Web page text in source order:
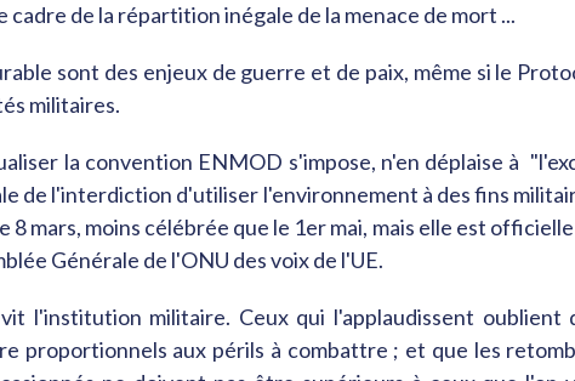
de la répartition inégale de la menace de mort ...
sont des enjeux de guerre et de paix, même si le
militaires.
la convention ENMOD s'impose, n'en déplaise à
de l'interdiction d'utiliser l'environnement à des fins
8 mars, moins célébrée que le 1er mai, mais elle est
Générale de l'ONU des voix de l'UE.
l'institution militaire. Ceux qui l'applaudissent oublient
proportionnels aux périls à combattre ; et que les